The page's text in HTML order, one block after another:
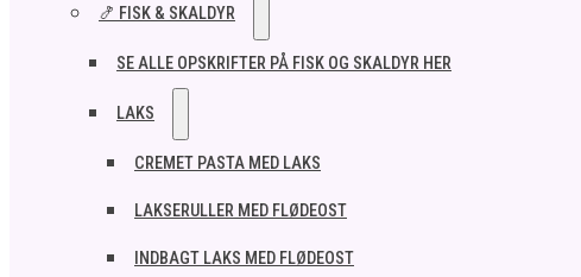
🍤 FISK & SKALDYR
SE ALLE OPSKRIFTER PÅ FISK OG SKALDYR HER
LAKS
CREMET PASTA MED LAKS
LAKSERULLER MED FLØDEOST
INDBAGT LAKS MED FLØDEOST